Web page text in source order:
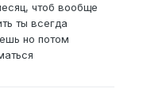
чтоб вообще
ты всегда
но потом